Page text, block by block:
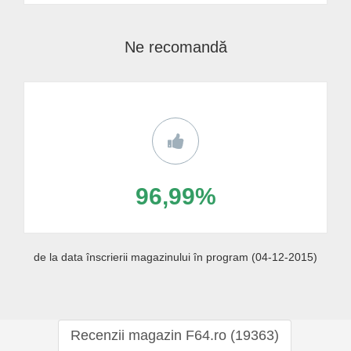
Ne recomandă
96,99%
de la data înscrierii magazinului în program (04-12-2015)
Recenzii magazin F64.ro (19363)